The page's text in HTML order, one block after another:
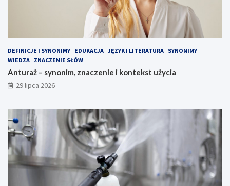
DEFINICJE I SYNONIMY EDUKACJA JĘZYK I LITERATURA SYNONIMY
WIEDZA ZNACZENIE SŁÓW
Anturaż – synonim, znaczenie i kontekst użycia
29 lipca 2026